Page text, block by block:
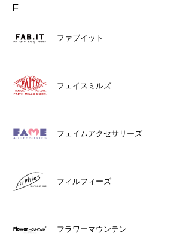
F
ファブイット
フェイスミルズ
フェイムアクセサリーズ
フィルフィーズ
フラワーマウンテン